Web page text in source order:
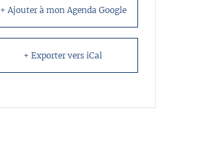
+ Ajouter à mon Agenda Google
+ Exporter vers iCal